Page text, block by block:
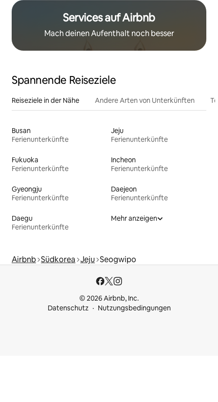
Services auf Airbnb
Mach deinen Aufenthalt noch besser
Spannende Reiseziele
Reiseziele in der Nähe Andere Arten von Unterkünften
Busan
Ferienunterkünfte
Jeju
Ferienunterkünfte
Fukuoka
Ferienunterkünfte
Incheon
Ferienunterkünfte
Gyeongju
Ferienunterkünfte
Daejeon
Ferienunterkünfte
Daegu
Ferienunterkünfte
Mehr anzeigen
Airbnb Südkorea Jeju Seogwipo
© 2026 Airbnb, Inc.
Datenschutz
Nutzungsbedingungen